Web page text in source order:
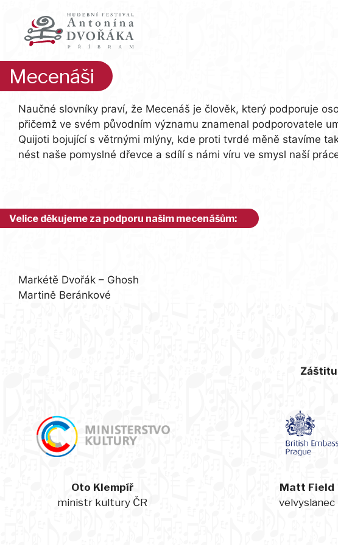
obsah
Mecenáši
Naučné slovníky praví, že Mecenáš je člověk, který podporuje
přičemž ve svém původním významu znamenal podporovatele
Quijoti bojující s větrnými mlýny, kde proti tvrdé měně stavíme
nést naše pomyslné dřevce a sdílí s námi víru ve smysl naší
Velice děkujeme za podporu našim mecenášům:
Markétě Dvořák – Ghosh
Martině Beránkové
Záštitu
Oto Klempíř
ministr kultury ČR
Matt Field
velvyslanec